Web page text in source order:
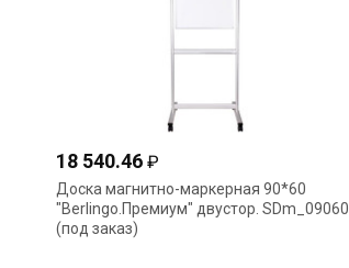
18 540.46 ₽
Доска магнитно-маркерная 90*60
"Berlingo.Премиум" двустор. SDm_09060
(под заказ)